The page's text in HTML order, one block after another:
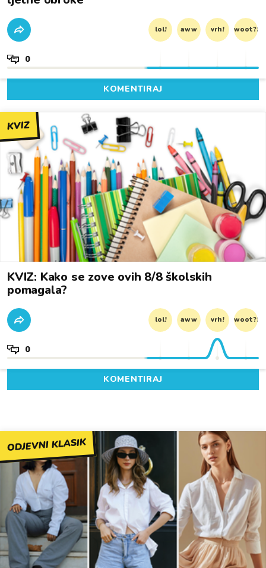
lol! aww vrh! woot?!
0
KOMENTIRAJ
KVIZ
KVIZ: Kako se zove ovih 8/8 školskih
pomagala?
lol! aww vrh! woot?!
0
KOMENTIRAJ
ODJEVNI KLASIK